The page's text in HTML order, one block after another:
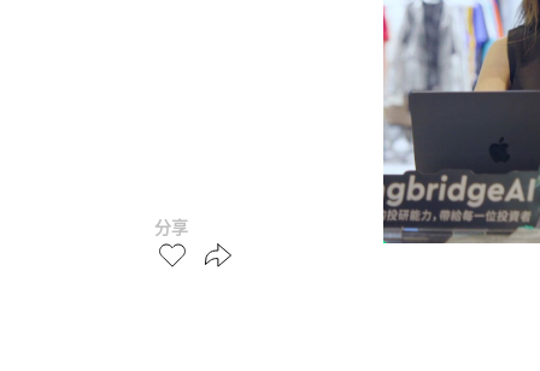
分享